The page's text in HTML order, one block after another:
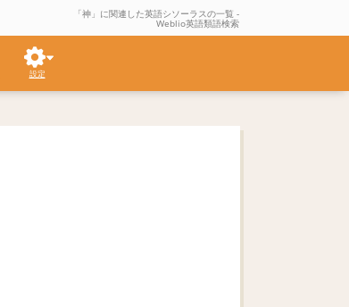
「神」に関連した英語シソーラスの一覧 -
Weblio英語類語検索
設定